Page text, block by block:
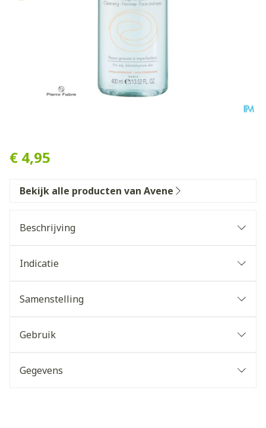
€ 4,95
Bekijk alle producten van Avene
Beschrijving
Indicatie
Samenstelling
Gebruik
Gegevens